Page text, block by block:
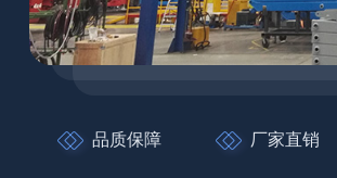
品质保障 厂家直销